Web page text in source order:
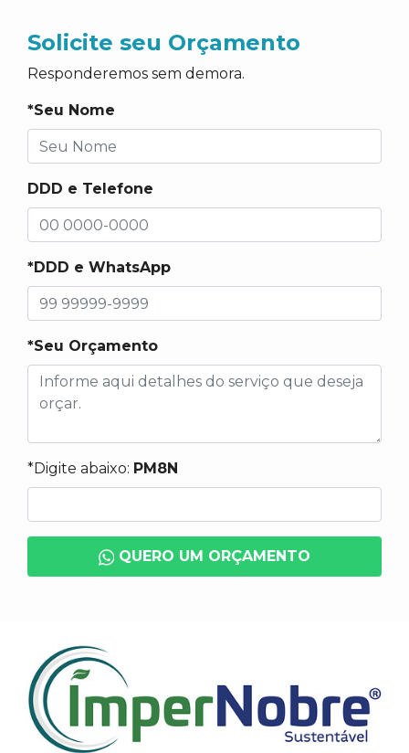
Solicite seu Orçamento
Responderemos sem demora.
*Seu Nome
DDD e Telefone
*DDD e WhatsApp
*Seu Orçamento
*Digite abaixo: PM8N
QUERO UM ORÇAMENTO